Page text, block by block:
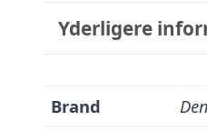
Yderligere
Brand